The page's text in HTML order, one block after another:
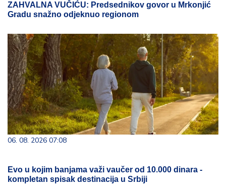
ZAHVALNA VUČIĆU: Predsednikov govor u Mrkonjić
Gradu snažno odjeknuo regionom
06. 08. 2026 07:08
Evo u kojim banjama važi vaučer od 10.000 dinara -
kompletan spisak destinacija u Srbiji